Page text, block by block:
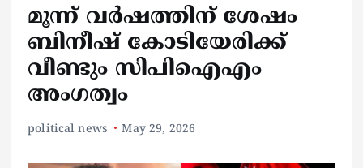
മൂന്ന് വർഷത്തിന് ശേഷം
ബിനീഷ് കോടിയേരിക്ക്
വീണ്ടും സിപിഐഎം
അംഗത്വം
political news May 29, 2026